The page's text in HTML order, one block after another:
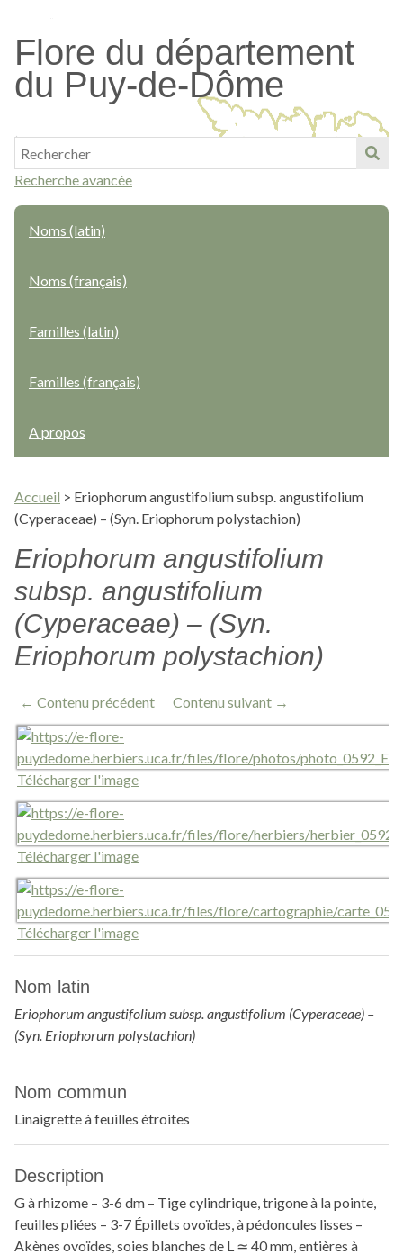
contenu
principal
Flore du département
du Puy-de-Dôme
Recherche avancée
Noms (latin)
Noms (français)
Familles (latin)
Familles (français)
A propos
Accueil > Eriophorum angustifolium subsp. angustifolium
(Cyperaceae) – (Syn. Eriophorum polystachion)
Eriophorum angustifolium
subsp. angustifolium
(Cyperaceae) – (Syn.
Eriophorum polystachion)
← Contenu précédent Contenu suivant →
Télécharger l'image
Télécharger l'image
Télécharger l'image
Nom latin
Eriophorum angustifolium subsp. angustifolium (Cyperaceae) –
(Syn. Eriophorum polystachion)
Nom commun
Linaigrette à feuilles étroites
Description
G à rhizome – 3-6 dm – Tige cylindrique, trigone à la pointe,
feuilles pliées – 3-7 Épillets ovoïdes, à pédoncules lisses –
Akènes ovoïdes, soies blanches de L ≃ 40 mm, entières à